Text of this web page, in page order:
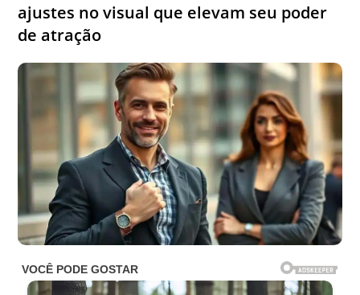
ajustes no visual que elevam seu poder
de atração